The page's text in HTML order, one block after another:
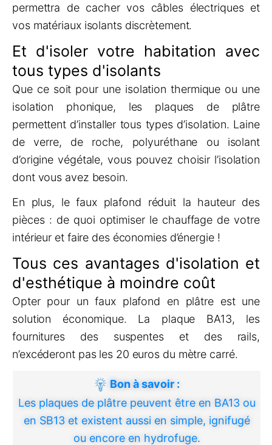
permettra de cacher vos câbles électriques et
vos matériaux isolants discrètement.
Et d'isoler votre habitation avec
tous types d'isolants
Que ce soit pour une isolation thermique ou une
isolation phonique, les plaques de plâtre
permettent d’installer tous types d’isolation. Laine
de verre, de roche, polyuréthane ou isolant
d’origine végétale, vous pouvez choisir l’isolation
dont vous avez besoin.
En plus, le faux plafond réduit la hauteur des
pièces : de quoi optimiser le chauffage de votre
intérieur et faire des économies d’énergie !
Tous ces avantages d'isolation et
d'esthétique à moindre coût
Opter pour un faux plafond en plâtre est une
solution économique. La plaque BA13, les
fournitures des suspentes et des rails,
n’excéderont pas les 20 euros du mètre carré.
Bon à savoir :
Les plaques de plâtre peuvent être en BA13 ou
en SB13 et existent aussi en simple, ignifugé
ou encore en hydrofuge.